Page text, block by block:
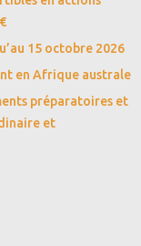
15 octobre 2026
en Afrique australe
préparatoires et
et